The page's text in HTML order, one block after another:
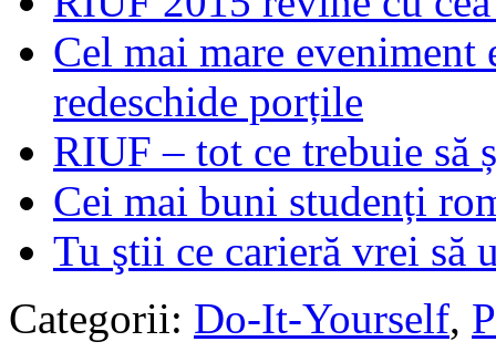
Cel mai mare
redeschide porțile
RIUF – tot ce trebuie să
Cei mai buni studenți
Tu ştii ce carieră vrei să
Categorii: Do-It-Yourself,